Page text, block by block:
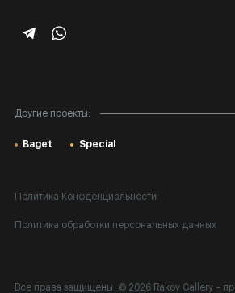
Другие проекты:
Baget Special
Политика Конфденциальности
Политика обработки персональных данных
Все права защищены. © 2026 Rakov Gallery -